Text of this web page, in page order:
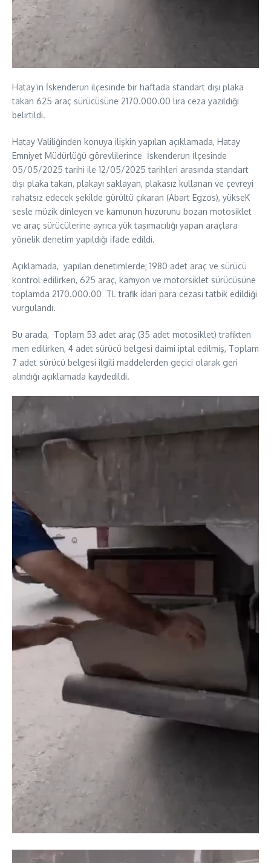
Hatay’ın İskenderun ilçesinde bir haftada standart dışı plaka
takan 625 araç sürücüsüne 2170.000.00 lira ceza yazıldığı
belirtildi.
Hatay Valiliğinden konuya ilişkin yapılan açıklamada, Hatay
Emniyet Müdürlüğü görevlilerince İskenderun İlçesinde
05/05/2025 tarihi ile 12/05/2025 tarihleri arasında standart
dışı plaka takan, plakayı saklayan, plakasız kullanan ve çevreyi
rahatsız edecek şekilde gürültü çıkaran (Abart Egzos), yükseK
sesle müzik dinleyen ve kamunun huzurunu bozan motosiklet
ve araç sürücülerine ayrıca yük taşımacılığı yapan araçlara
yönelik denetim yapıldığı ifade edildi.
Açıklamada, yapılan denetimlerde; 1980 adet araç ve sürücü
kontrol edilirken, 625 araç, kamyon ve motorsiklet sürücüsüne
toplamda 2170.000.00 TL trafik idari para cezası tatbik edildiği
vurgulandı.
Bu arada, Toplam 53 adet araç (35 adet motosiklet) trafikten
men edilirken, 4 adet sürücü belgesi daimi iptal edilmiş, ⁠Toplam
7 adet sürücü belgesi ilgili maddelerden geçici olarak geri
alındığı açıklamada kaydedildi.